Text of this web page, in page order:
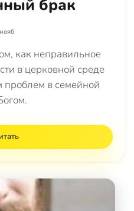
брак
как неправильное
в церковной среде
проблем в семейной